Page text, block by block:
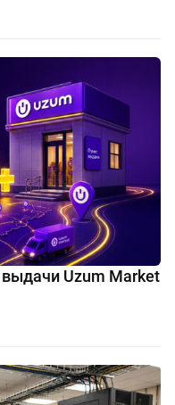
выдачи Uzum Market